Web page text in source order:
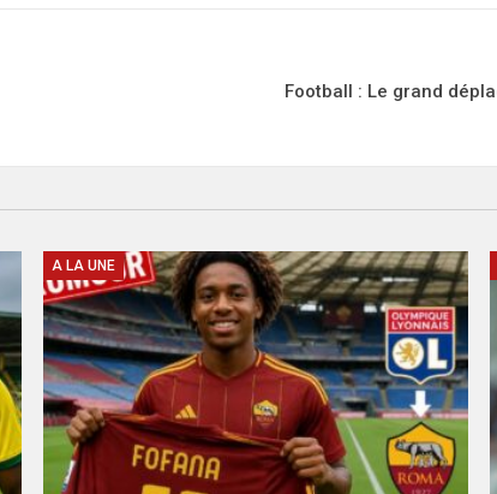
Football : Le grand
A LA UNE